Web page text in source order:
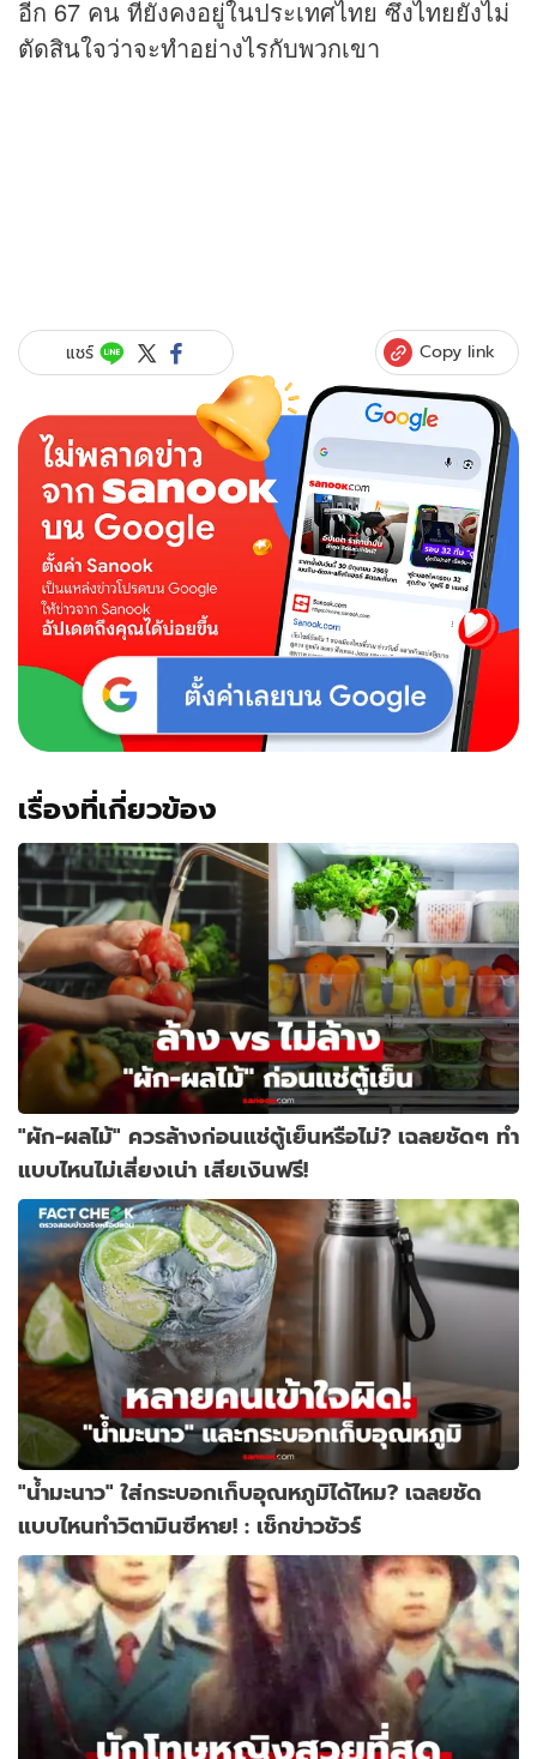
อีก 67 คน ที่ยังคงอยู่ในประเทศไทย ซึ่งไทยยังไม่
ตัดสินใจว่าจะทำอย่างไรกับพวกเขา
แชร์ Copy link
เรื่องที่เกี่ยวข้อง
"ผัก-ผลไม้" ควรล้างก่อนแช่ตู้เย็นหรือไม่? เฉลยชัดๆ ทำ
แบบไหนไม่เสี่ยงเน่า เสียเงินฟรี!
"น้ำมะนาว" ใส่กระบอกเก็บอุณหภูมิได้ไหม? เฉลยชัด
แบบไหนทำวิตามินซีหาย! : เช็กข่าวชัวร์